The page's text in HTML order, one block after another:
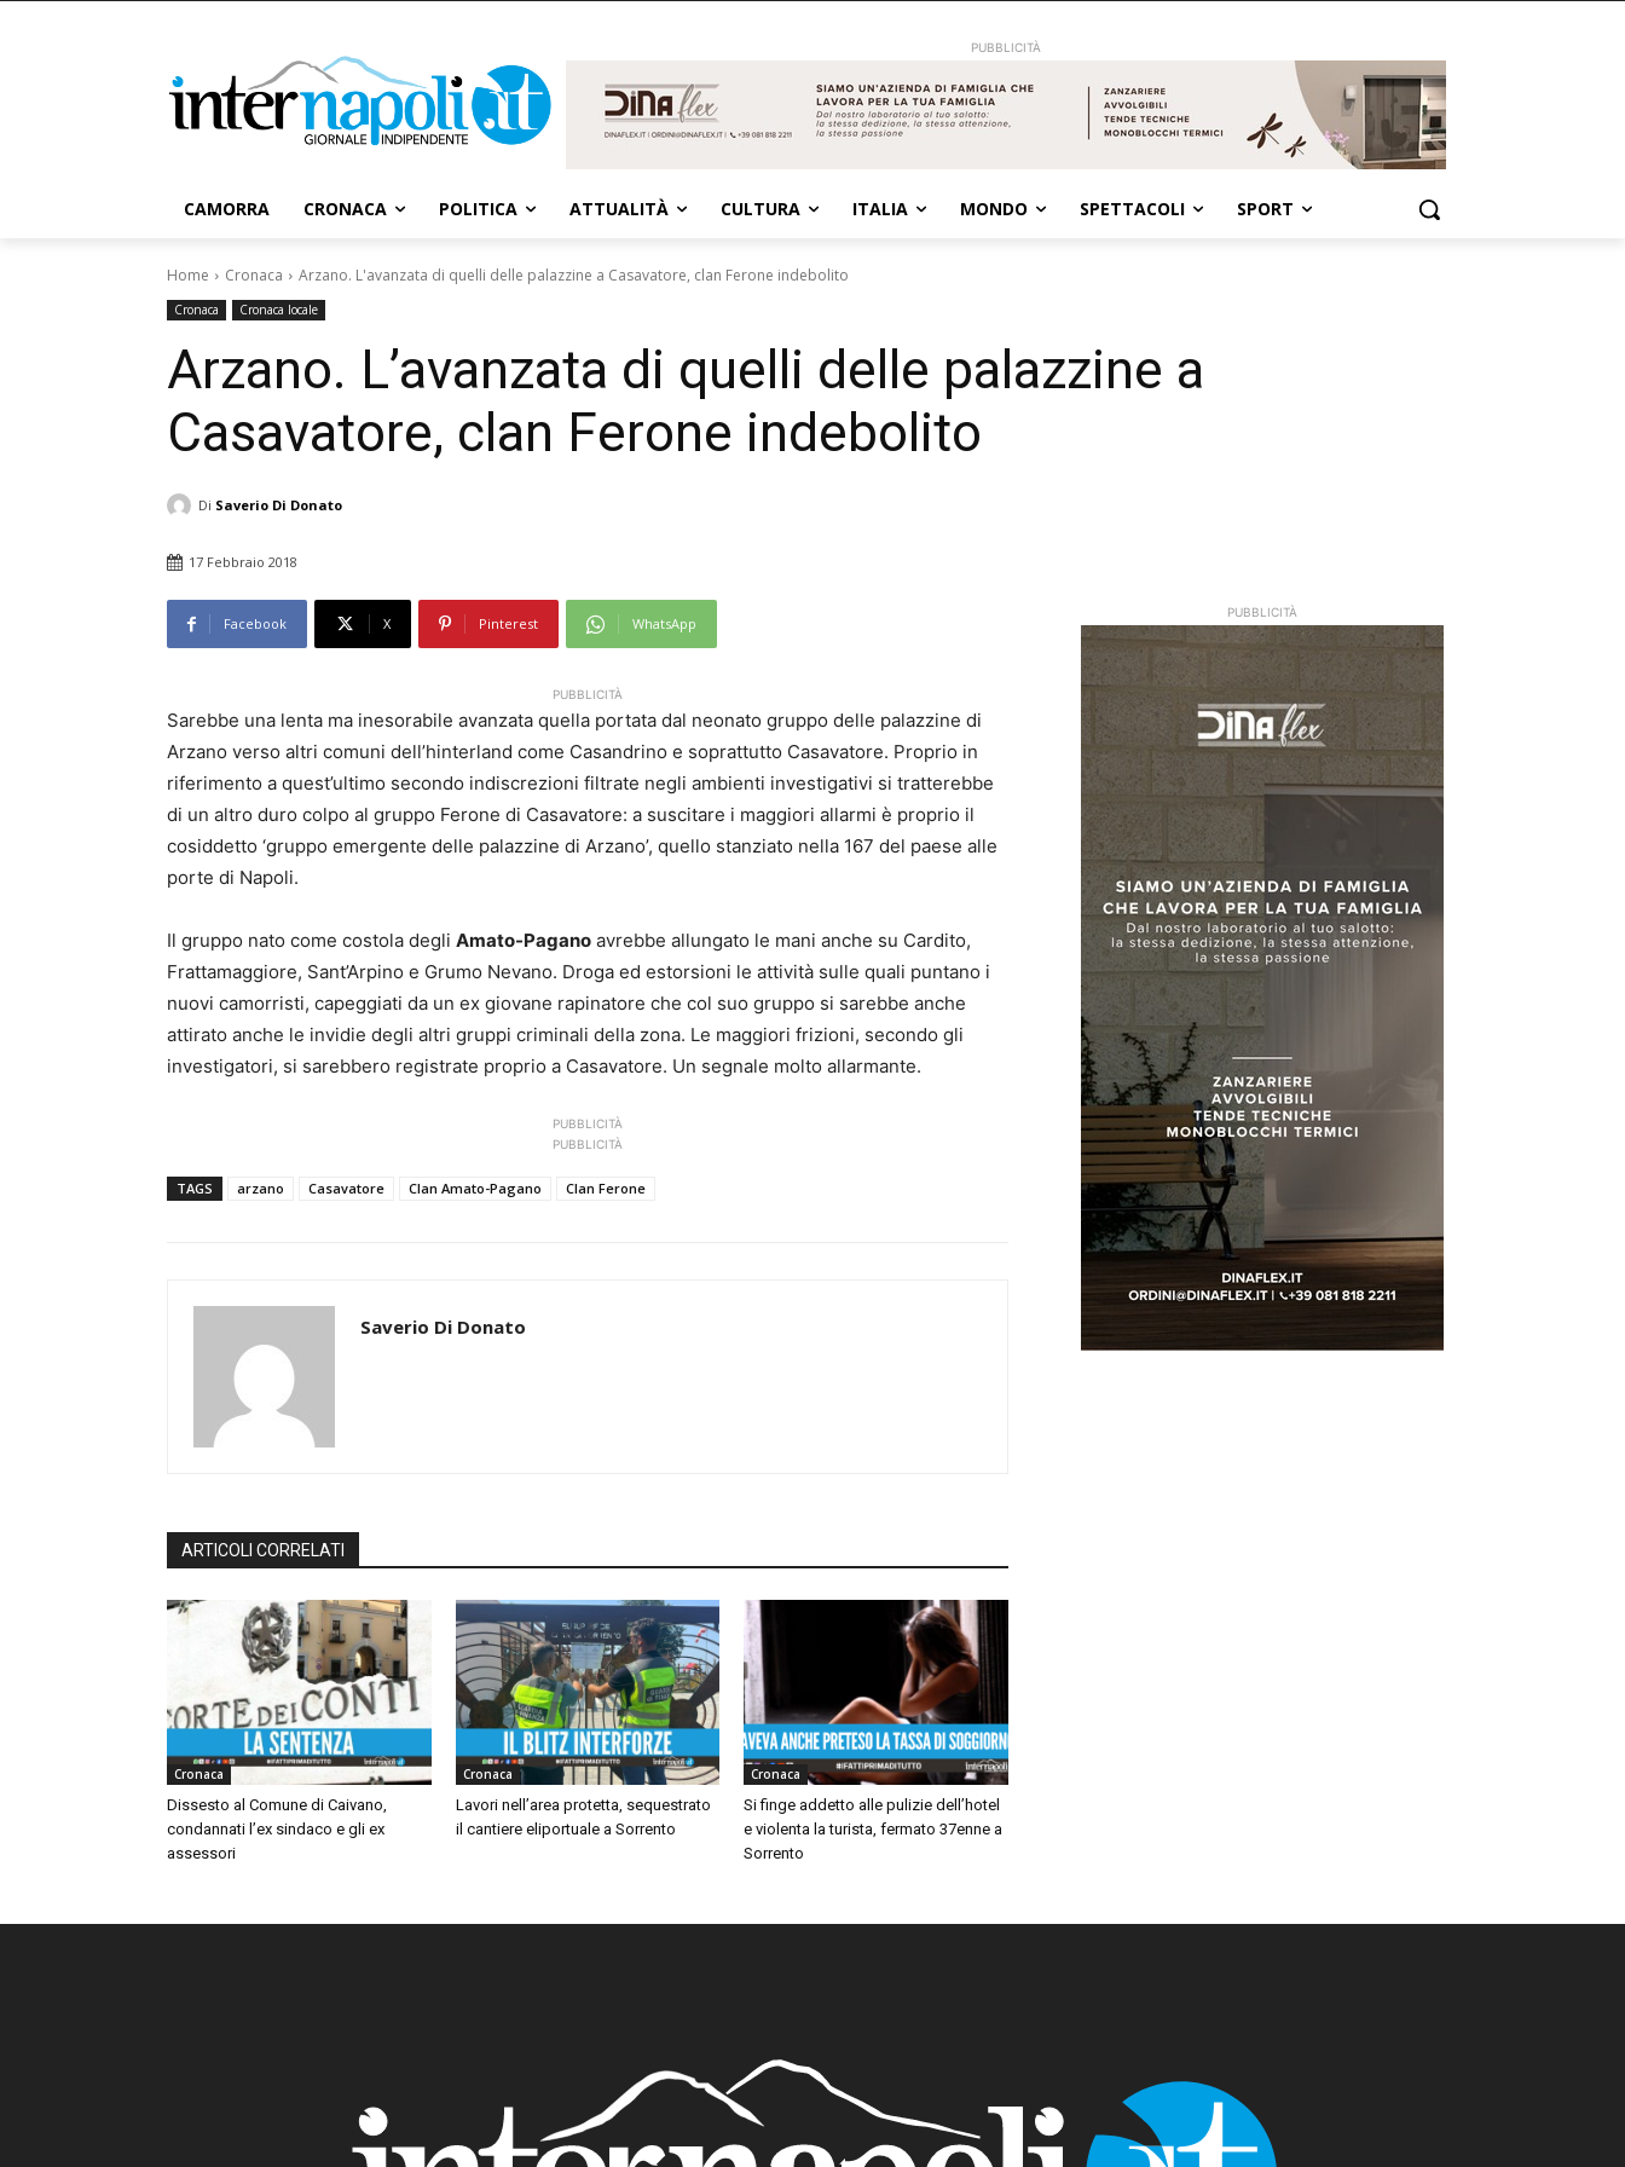
PUBBLICITÀ
CAMORRA CRONACA POLITICA ATTUALITÀ CULTURA ITALIA MONDO SPETTACOLI SPORT
Home Cronaca Arzano. L'avanzata di quelli delle palazzine a Casavatore, clan Ferone indebolito
Cronaca Cronaca locale
Arzano. L’avanzata di quelli delle palazzine a
Casavatore, clan Ferone indebolito
Di Saverio Di Donato
17 Febbraio 2018
Facebook X Pinterest WhatsApp
PUBBLICITÀ
Sarebbe una lenta ma inesorabile avanzata quella portata dal neonato gruppo delle palazzine di
Arzano verso altri comuni dell’hinterland come Casandrino e soprattutto Casavatore. Proprio in
riferimento a quest’ultimo secondo indiscrezioni filtrate negli ambienti investigativi si tratterebbe
di un altro duro colpo al gruppo Ferone di Casavatore: a suscitare i maggiori allarmi è proprio il
cosiddetto ‘gruppo emergente delle palazzine di Arzano’, quello stanziato nella 167 del paese alle
porte di Napoli.
Il gruppo nato come costola degli Amato-Pagano avrebbe allungato le mani anche su Cardito,
Frattamaggiore, Sant’Arpino e Grumo Nevano. Droga ed estorsioni le attività sulle quali puntano i
nuovi camorristi, capeggiati da un ex giovane rapinatore che col suo gruppo si sarebbe anche
attirato anche le invidie degli altri gruppi criminali della zona. Le maggiori frizioni, secondo gli
investigatori, si sarebbero registrate proprio a Casavatore. Un segnale molto allarmante.
PUBBLICITÀ
PUBBLICITÀ
TAGS arzano Casavatore Clan Amato-Pagano Clan Ferone
Saverio Di Donato
ARTICOLI CORRELATI
Cronaca
Dissesto al Comune di Caivano,
condannati l’ex sindaco e gli ex
assessori
Cronaca
Lavori nell’area protetta, sequestrato
il cantiere eliportuale a Sorrento
Cronaca
Si finge addetto alle pulizie dell’hotel
e violenta la turista, fermato 37enne a
Sorrento
PUBBLICITÀ